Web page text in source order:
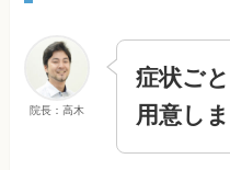
院長：高木
症状ご
用意し